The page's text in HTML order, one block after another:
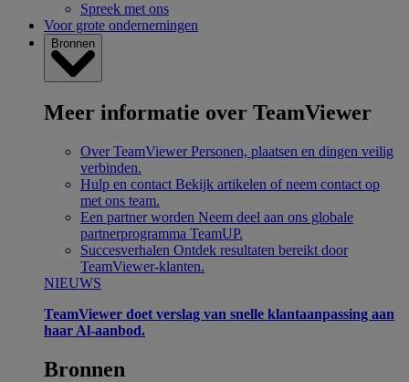
Spreek met ons
Voor grote ondernemingen
Bronnen
Meer informatie over TeamViewer
Over TeamViewer Personen, plaatsen en dingen veilig
verbinden.
Hulp en contact Bekijk artikelen of neem contact op
met ons team.
Een partner worden Neem deel aan ons globale
partnerprogramma TeamUP.
Succesverhalen Ontdek resultaten bereikt door
TeamViewer-klanten.
NIEUWS
TeamViewer doet verslag van snelle klantaanpassing aan
haar Al-aanbod.
Bronnen